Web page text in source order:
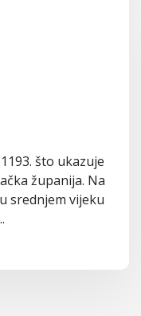
što ukazuje
županija. Na
srednjem vijeku